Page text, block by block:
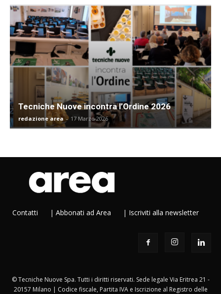
Tecniche Nuove incontra l’Ordine 2026
redazione area - 17 Marzo 2026
Contatti | Abbonati ad Area | Iscriviti alla newsletter
© Tecniche Nuove Spa. Tutti i diritti riservati. Sede legale Via Eritrea 21 -
20157 Milano | Codice fiscale, Partita IVA e Iscrizione al Registro delle